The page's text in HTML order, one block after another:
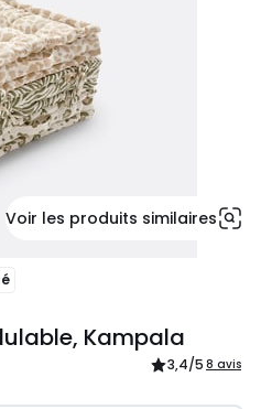
Voir les produits similaires
Kampala
3,4/5 8 avis